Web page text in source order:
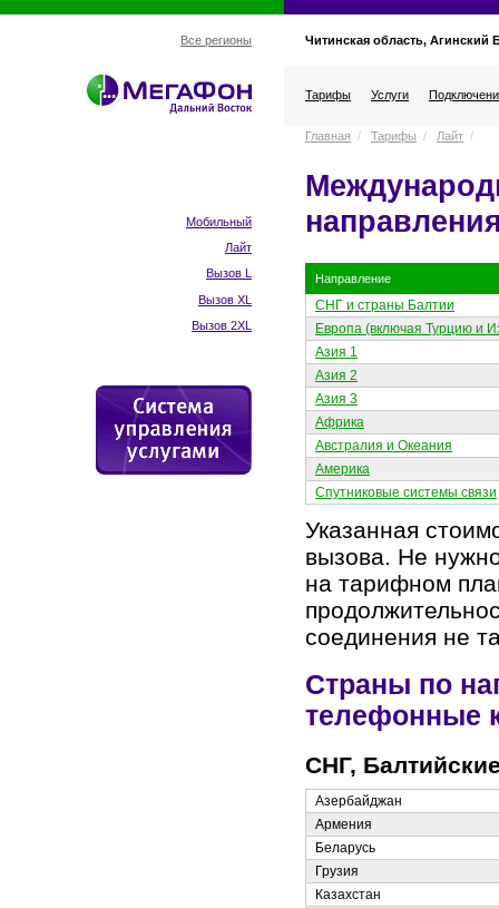
Все регионы Читинская область, Агинский
Тарифы Услуги
Мобильный
Лайт
Вызов L
Вызов XL
Вызов 2XL
Главная / Тарифы / Лайт /
Направление
СНГ и страны Балтии
Европа (включая Турцию и
Азия 1
Азия 2
Азия 3
Африка
Австралия и Океания
Америка
Спутниковые системы связи
Указанная
вызова. Не
на тарифном
соединения не
Страны по
телефонные
СНГ,
Азербайджан
Армения
Беларусь
Грузия
Казахстан